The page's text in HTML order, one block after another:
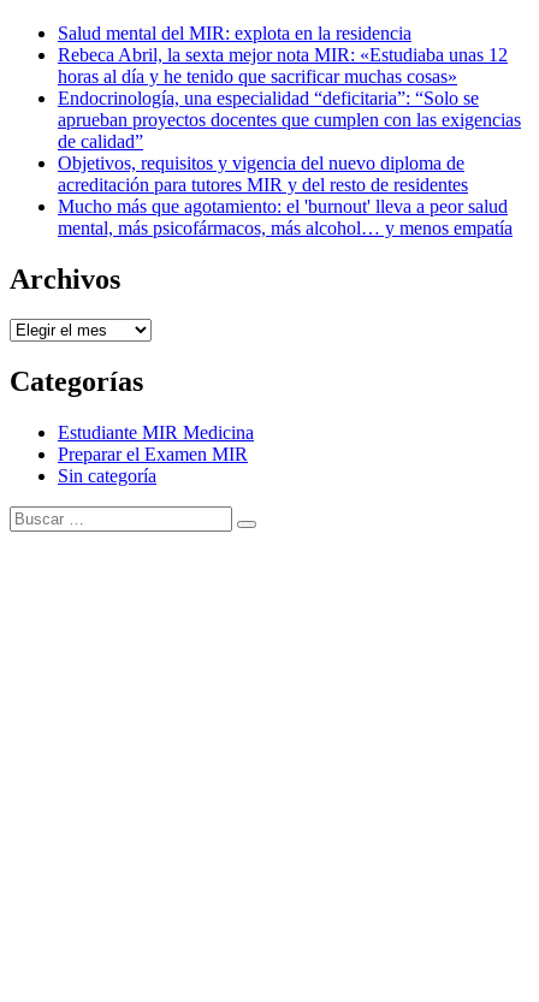
Salud mental del MIR: explota en la residencia
Rebeca Abril, la sexta mejor nota MIR: «Estudiaba unas 12
horas al día y he tenido que sacrificar muchas cosas»
Endocrinología, una especialidad “deficitaria”: “Solo se
aprueban proyectos docentes que cumplen con las exigencias
de calidad”
Objetivos, requisitos y vigencia del nuevo diploma de
acreditación para tutores MIR y del resto de residentes
Mucho más que agotamiento: el 'burnout' lleva a peor salud
mental, más psicofármacos, más alcohol… y menos empatía
Archivos
Archivos
Categorías
Estudiante MIR Medicina
Preparar el Examen MIR
Sin categoría
Buscar:
Buscar